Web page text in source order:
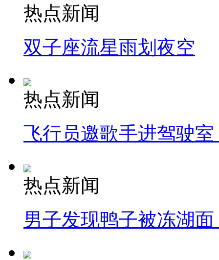
热点新闻
双子座流星雨划夜空
热点新闻
飞行员邀歌手进驾驶
热点新闻
男子发现鸭子被冻湖